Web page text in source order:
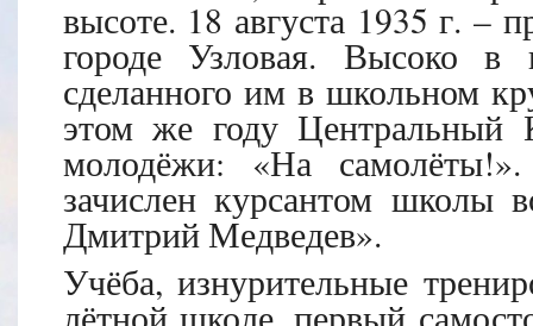
высоте. 18 августа 1935 г. –
городе Узловая. Высоко в
сделанного им в школьном
этом же году
молодёжи: «На
зачислен курсантом школы
Дмитрий Медведев».
Учёба, изнурительные